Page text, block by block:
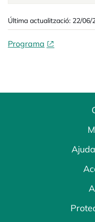
Última actualització: 22/06/
Programa